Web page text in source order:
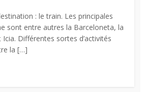
: le train. Les principales
sont entre autres la Barceloneta, la
Différentes sortes d’activités
la […]